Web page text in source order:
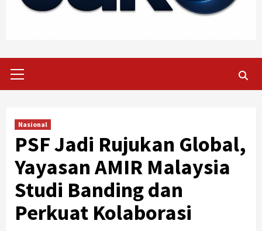
Menu
Nasional
PSF Jadi Rujukan Global,
Yayasan AMIR Malaysia
Studi Banding dan
Perkuat Kolaborasi